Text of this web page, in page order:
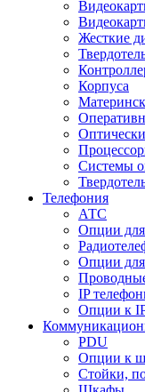
Жесткие
Корпуса
Системы
Телефония
АТС
Опции
Опции для
IP
Опции к
PDU
Опции к
Стойки,